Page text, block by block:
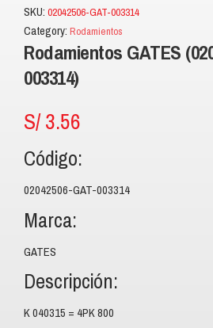
SKU: 02042506-GAT-003314
Category: Rodamientos
Rodamientos GATES
003314)
S/3.56
Código:
02042506-GAT-003314
Marca:
GATES
Descripción:
K 040315 = 4PK 800